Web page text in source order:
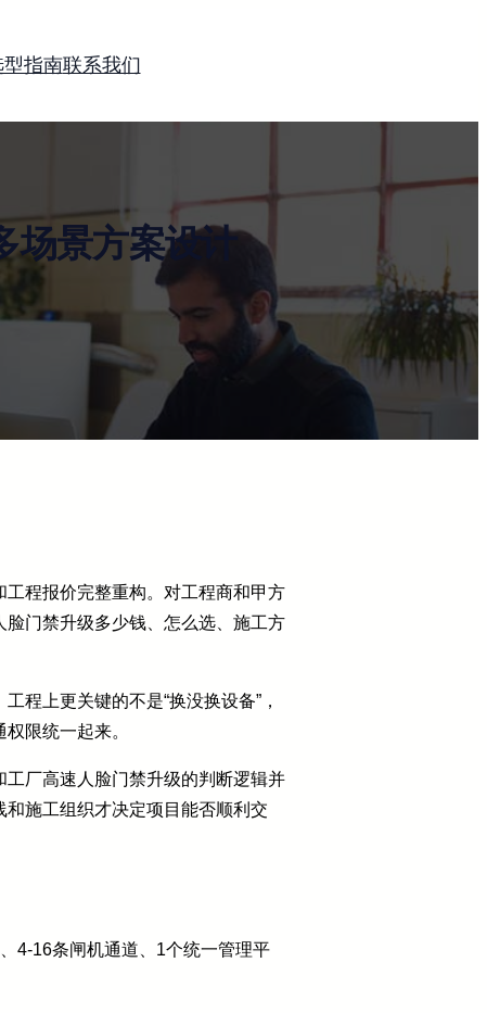
型指南联系我们
场景方案设计
程报价完整重构。对工程商和甲方
门禁升级多少钱、怎么选、施工方
程上更关键的不是“换没换设备”，
限统一起来。
厂高速人脸门禁升级的判断逻辑并
施工组织才决定项目能否顺利交
4-16条闸机通道、1个统一管理平